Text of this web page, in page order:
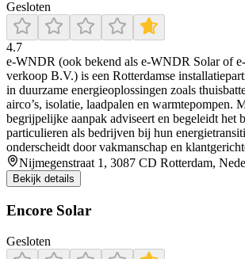
Gesloten
4.7
e‑WNDR (ook bekend als e‑WNDR Solar of
verkoop B.V.) is een Rotterdamse
in duurzame energieoplossingen zoals
airco’s, isolatie, laadpalen en warmtepompen.
begrijpelijke aanpak adviseert en begeleidt het
particulieren als bedrijven bij hun
onderscheidt door vakmanschap en
Nijmegenstraat 1, 3087 CD Rotterdam,
Bekijk details
Encore Solar
Gesloten